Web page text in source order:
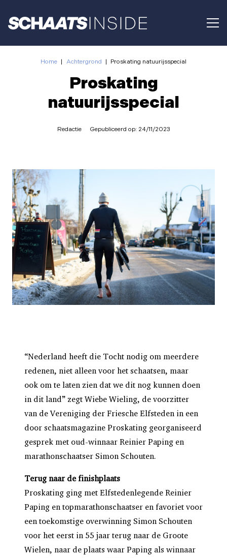
Home | Achtergrond | Proskating natuurijsspecial
Proskating
natuurijsspecial
Redactie Gepubliceerd op: 24/11/2023
“Nederland heeft die Tocht nodig om meerdere
redenen, niet alleen voor het schaatsen, maar
ook om te laten zien dat we dit nog kunnen doen
in dit land” zegt Wiebe Wieling, de voorzitter
van de Vereniging der Friesche Elfsteden in een
door schaatsmagazine Proskating georganiseerd
gesprek met oud-winnaar Reinier Paping en
marathonschaatser Simon Schouten.
Terug naar de finishplaats
Proskating ging met Elfstedenlegende Reinier
Paping en topmarathonschaatser en favoriet voor
een toekomstige overwinning Simon Schouten
voor het eerst in 55 jaar terug naar de Groote
Wielen, naar de plaats waar Paping als winnaar